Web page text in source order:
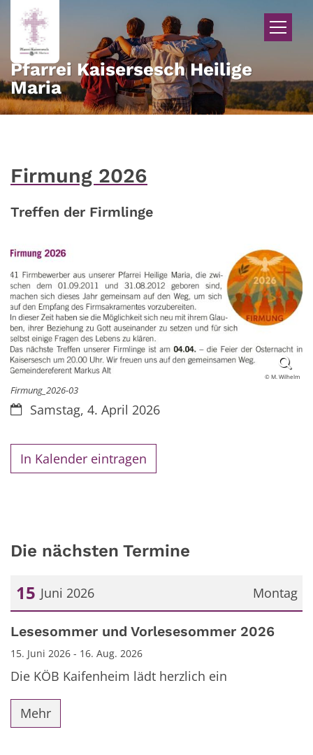
Zum Inhalt springen
Pfarrei Kaisersesch Heilige
Maria
Firmung 2026
Treffen der Firmlinge
© M. Wilhelm
Firmung_2026-03
Datum:Samstag, 4. April 2026
In Kalender eintragen
Die nächsten Termine
Montag
15 Juni 2026
Datum: 15. Juni 2026
Lesesommer und Vorlesesommer 2026
15. Juni 2026 - 16. Aug. 2026
Die KÖB Kaifenheim lädt herzlich ein
Mehr